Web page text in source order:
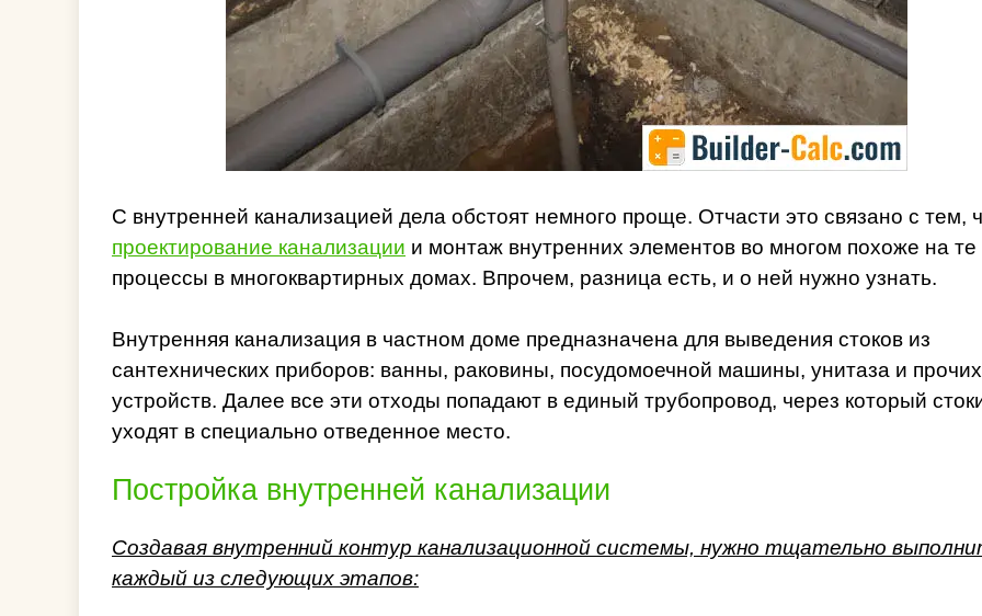
С внутренней канализацией дела обстоят немного проще. Отчасти это связано с тем,
проектирование канализации и монтаж внутренних элементов во многом похоже на
процессы в многоквартирных домах. Впрочем, разница есть, и о ней нужно узнать.
Внутренняя канализация в частном доме предназначена для выведения стоков из
сантехнических приборов: ванны, раковины, посудомоечной машины, унитаза и прочих
устройств. Далее все эти отходы попадают в единый трубопровод, через который
уходят в специально отведенное место.
Постройка внутренней канализации
Создавая внутренний контур канализационной системы, нужно тщательно
каждый из следующих этапов: